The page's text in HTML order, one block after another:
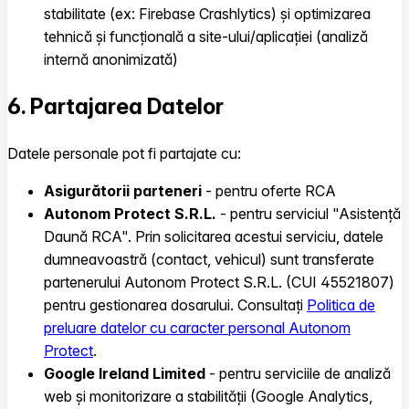
stabilitate (ex: Firebase Crashlytics) și optimizarea
tehnică și funcțională a site-ului/aplicației (analiză
internă anonimizată)
6. Partajarea Datelor
Datele personale pot fi partajate cu:
Asigurătorii parteneri - pentru oferte RCA
Autonom Protect S.R.L. - pentru serviciul "Asistență
Daună RCA". Prin solicitarea acestui serviciu, datele
dumneavoastră (contact, vehicul) sunt transferate
partenerului Autonom Protect S.R.L. (CUI 45521807)
pentru gestionarea dosarului. Consultați Politica de
preluare datelor cu caracter personal Autonom
Protect.
Google Ireland Limited - pentru serviciile de analiză
web și monitorizare a stabilității (Google Analytics,